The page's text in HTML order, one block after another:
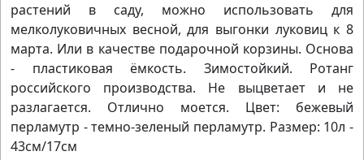
растений в саду, можно использовать для
мелколуковичных весной, для выгонки луковиц к 8
марта. Или в качестве подарочной корзины. Основа
- пластиковая ёмкость. Зимостойкий. Ротанг
российского производства. Не выцветает и не
разлагается. Отлично моется. Цвет: бежевый
перламутр - темно-зеленый перламутр. Размер: 10л -
43см/17см